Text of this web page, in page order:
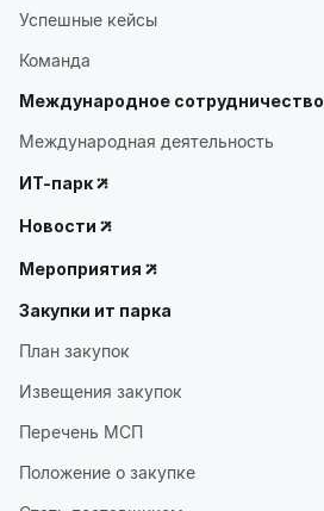
Успешные кейсы
Команда
Международное сотрудничество
Международная деятельность
ИТ-парк
Новости
Мероприятия
Закупки ит парка
План закупок
Извещения закупок
Перечень МСП
Положение о закупке